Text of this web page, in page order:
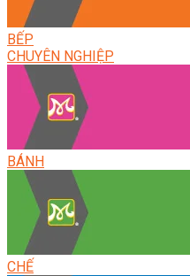
BẾP
CHUYÊN NGHIỆP
BÁNH
CHẾ